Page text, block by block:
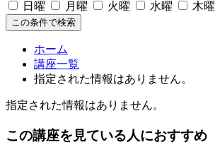
日曜
月曜 火曜 水曜 木曜
この条件で検索
ホーム
講座一覧
指定された情報はありません。
指定された情報はありません。
この講座を見ている人におすすめ